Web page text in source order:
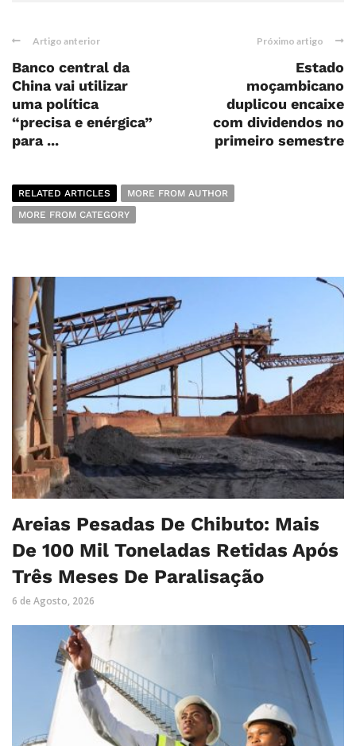
Artigo anterior
Banco central da
China vai utilizar
uma política
“precisa e enérgica”
para ...
Próximo artigo
Estado
moçambicano
duplicou encaixe
com dividendos no
primeiro semestre
RELATED ARTICLES
MORE FROM AUTHOR
MORE FROM CATEGORY
Areias Pesadas De Chibuto: Mais
De 100 Mil Toneladas Retidas Após
Três Meses De Paralisação
6 de Agosto, 2026